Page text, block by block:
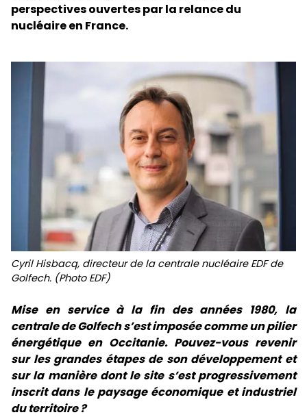
perspectives ouvertes par la relance du
nucléaire en France.
Cyril Hisbacq, directeur de la centrale nucléaire EDF de
Golfech. (Photo EDF)
Mise en service à la fin des années 1980, la
centrale de Golfech s’est imposée comme un pilier
énergétique en Occitanie. Pouvez-vous revenir
sur les grandes étapes de son développement et
sur la manière dont le site s’est progressivement
inscrit dans le paysage économique et industriel
du territoire ?